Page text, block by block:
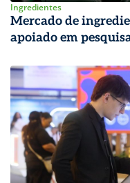
Ingredientes
Mercado de
apoiado em